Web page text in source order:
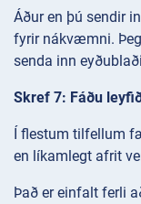
Áður en þú sendir
fyrir nákvæmni.
senda inn
Skref 7: Fáðu
Í flestum tilfellum
en líkamlegt afrit
Það er einfalt ferli